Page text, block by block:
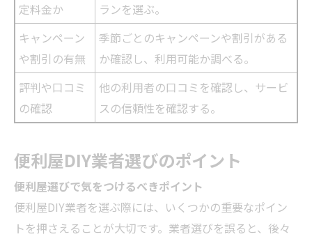
定料金か
ランを選ぶ。
キャンペーン
や割引の有無
季節ごとのキャンペーンや割引がある
か確認し、利用可能か調べる。
評判や口コミ
の確認
他の利用者の口コミを確認し、サービ
スの信頼性を確認する。
便利屋DIY業者選びのポイント
便利屋選びで気をつけるべきポイント
便利屋DIY業者を選ぶ際には、いくつかの重要なポイン
トを押さえることが大切です。 業者選びを誤ると、後々